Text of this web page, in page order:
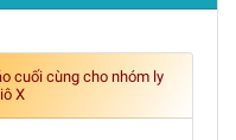
cuối cùng cho nhóm ly
X